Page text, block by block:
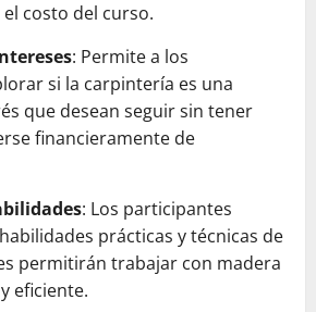
costo del curso.
: Permite a los
si la carpintería es una
que desean seguir sin tener
financieramente de
: Los participantes
prácticas y técnicas de
permitirán trabajar con madera
eficiente.